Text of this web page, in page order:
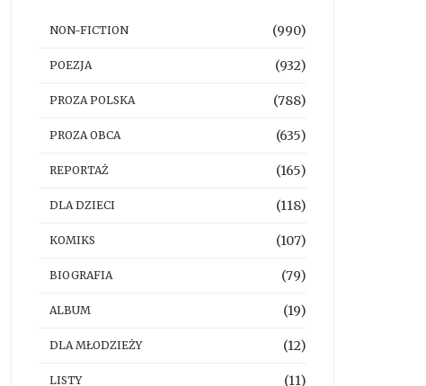
NON-FICTION (990)
POEZJA (932)
PROZA POLSKA (788)
PROZA OBCA (635)
REPORTAŻ (165)
DLA DZIECI (118)
KOMIKS (107)
BIOGRAFIA (79)
ALBUM (19)
DLA MŁODZIEŻY (12)
LISTY (11)